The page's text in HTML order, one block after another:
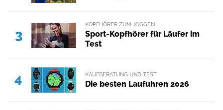
3
KOPFHÖRER ZUM JOGGEN
Sport-Kopfhörer für Läufer im
Test
4 KAUFBERATUNG UND TEST
Die besten Laufuhren 2026